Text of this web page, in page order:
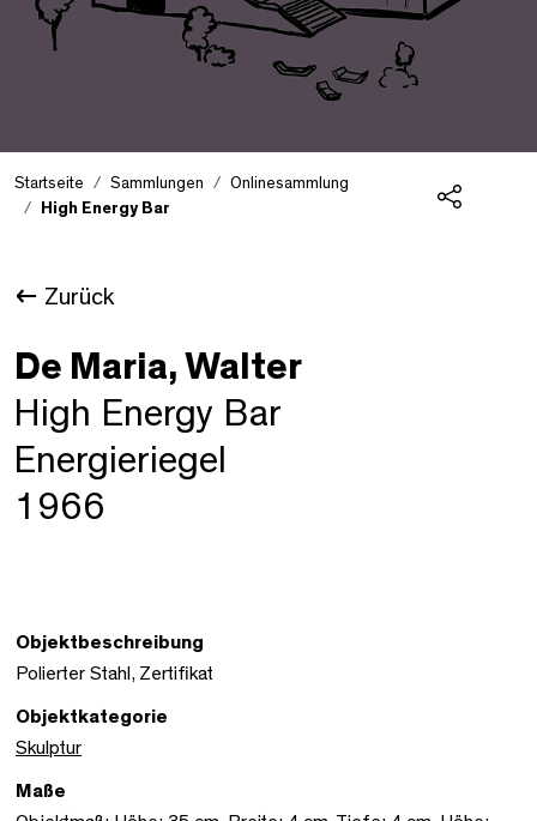
Startseite Sammlungen
Onlinesammlung
High Energy Bar
Zurück
De Maria, Walter
High Energy Bar
Energieriegel
1966
Objektbeschreibung
Polierter Stahl, Zertifikat
Objektkategorie
Skulptur
Maße